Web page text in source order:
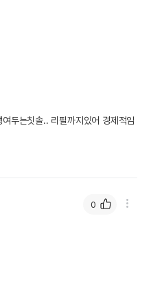
두는칫솔.. 리필까지있어 경제적임
0